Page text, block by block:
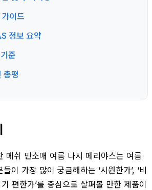
이드
정보 요약
준
총평
메쉬 민소매 여름 나시 메리야스는 여름
이 가장 많이 궁금해하는 ‘시원한가’, ‘비
기 편한가’를 중심으로 살펴볼 만한 제품이